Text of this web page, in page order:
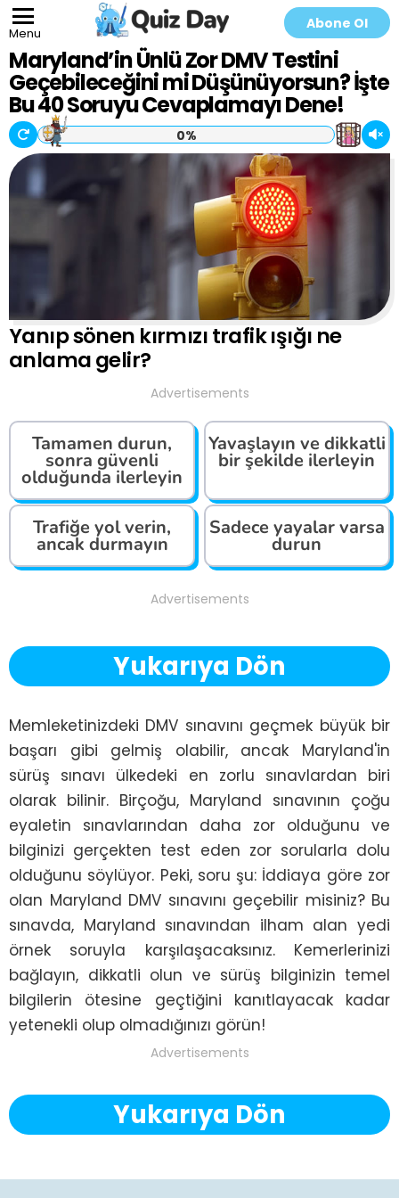
Menu
Abone Ol
Maryland’in Ünlü Zor DMV Testini
Geçebileceğini mi Düşünüyorsun? İşte
Bu 40 Soruyu Cevaplamayı Dene!
0%
Yanıp sönen kırmızı trafik ışığı ne
anlama gelir?
Advertisements
Tamamen durun,
sonra güvenli
olduğunda ilerleyin
Yavaşlayın ve dikkatli
bir şekilde ilerleyin
Trafiğe yol verin,
ancak durmayın
Sadece yayalar varsa
durun
Advertisements
Yukarıya Dön
Memleketinizdeki DMV sınavını geçmek büyük bir
başarı gibi gelmiş olabilir, ancak Maryland'in
sürüş sınavı ülkedeki en zorlu sınavlardan biri
olarak bilinir. Birçoğu, Maryland sınavının çoğu
eyaletin sınavlarından daha zor olduğunu ve
bilginizi gerçekten test eden zor sorularla dolu
olduğunu söylüyor. Peki, soru şu: İddiaya göre zor
olan Maryland DMV sınavını geçebilir misiniz? Bu
sınavda, Maryland sınavından ilham alan yedi
örnek soruyla karşılaşacaksınız. Kemerlerinizi
bağlayın, dikkatli olun ve sürüş bilginizin temel
bilgilerin ötesine geçtiğini kanıtlayacak kadar
yetenekli olup olmadığınızı görün!
Advertisements
Yukarıya Dön